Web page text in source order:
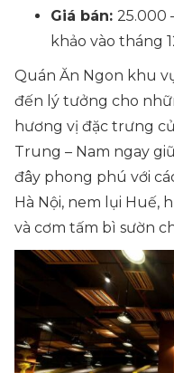
Giá bán: 25.000
khảo vào tháng
Quán Ăn Ngon khu
đến lý tưởng cho
hương vị đặc trưng
Trung – Nam ngay
đây phong phú với
Hà Nội, nem lụi Huế,
và cơm tấm bì sườn